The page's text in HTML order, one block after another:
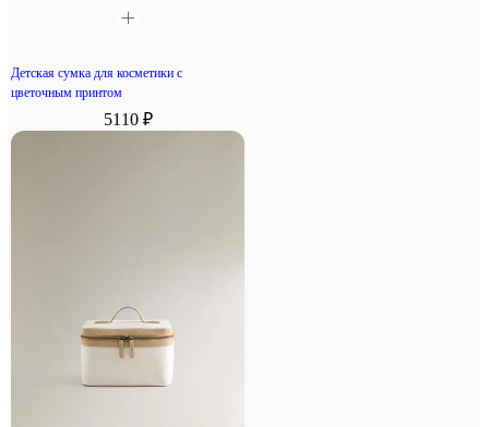
Детская сумка для косметики с
цветочным принтом
5110 ₽